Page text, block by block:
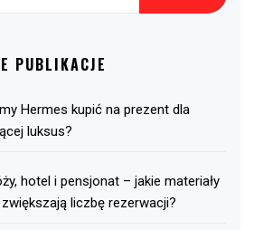
PUBLIKACJE
Hermes kupić na prezent dla
luksus?
hotel i pensjonat – jakie materiały
liczbę rezerwacji?